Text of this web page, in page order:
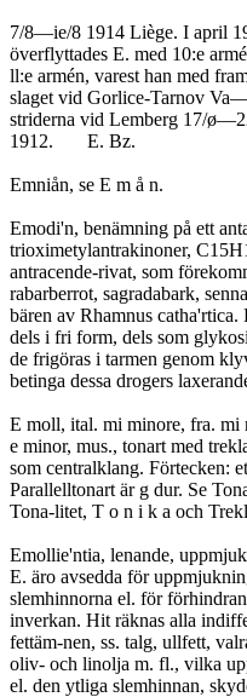
7/8—ie/8 1914 Liège. I april
överflyttades E. med 10:e
ll:e armén, varest han med
slaget vid Gorlice-Tarnov
striderna vid Lemberg 17/
1912.	E. Bz.
Emniån, se E m å n.
Emodi'n, benämning på ett
trioximetylantrakinoner,
antracende-rivat, som
rabarberrot, sagradabark,
bären av Rhamnus catha'rtica.
dels i fri form, dels som
de frigöras i tarmen genom
betinga dessa drogers
E moll, ital. mi minore, fra. mi
e minor, mus., tonart med
som centralklang. Förtecken:
Parallelltonart är g dur. Se
Tona-litet, T o n i k a och
Emollie'ntia, lenande,
E. äro avsedda för
slemhinnorna el. för
inverkan. Hit räknas alla
fettäm-nen, ss. talg, ullfett,
oliv- och linolja m. fl., vilka
el. den ytliga slemhinnan,